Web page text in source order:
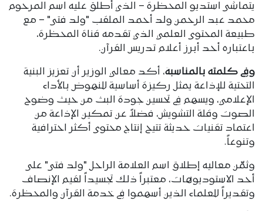
يتماشى استديو المحظرة – الذي أطلق عليه اسم المرحوم
محمد عبد الرحمن ولد أحمد الملقب "ولد فتى" – مع
طبيعة المحتوى العلمي الذي تقدمه قناة المحظرة،
باعتباره أحد أبرز أعلام تدريس القرآن.
وفي كلمته بالمناسبة، أكد معالي الوزير أن تعزيز البنية
التحتية للإذاعة يمثل ركيزة أساسية للنهوض بالأداء
الإعلامي، ويسهم في تحسين جودة البث من حيث وضوح
الصوت وقلة التشويش، فضلاً عن تمكين الإذاعة من
اعتماد تقنيات حديثة تتيح إنتاج محتوى أكثر احترافية
وتنوعاً.
وثمّن معاليه إطلاق اسم العلامة الراحل "ولد فتى" على
أحد الاستوديوهات، معتبراً ذلك تجسيداً لقيم الإنصاف
وتقديراً للعلماء الذين أسهموا في خدمة القرآن والمحظرة.